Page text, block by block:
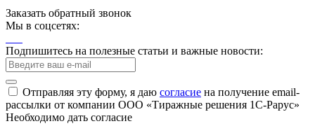
Заказать обратный звонок
Мы в соцсетях:
Подпишитесь на полезные статьи и важные новости:
Отправляя эту форму, я даю согласие на получение email-
рассылки от компании ООО «Тиражные решения 1С-Рарус»
Необходимо дать согласие